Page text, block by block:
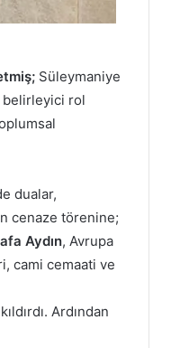
Süleymaniye
belirleyici rol
dualar,
cenaze törenine;
Aydın, Avrupa
cami cemaati ve
Ardından